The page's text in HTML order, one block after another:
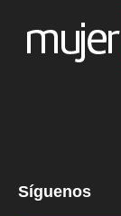
Síguenos